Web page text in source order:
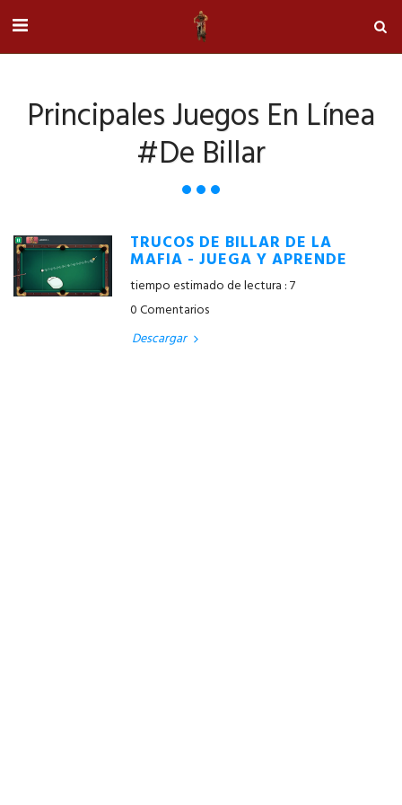
Principales Juegos En Línea
#de Billar
TRUCOS DE BILLAR DE LA
MAFIA - JUEGA Y APRENDE
tiempo estimado de lectura : 7
0 Comentarios
Descargar